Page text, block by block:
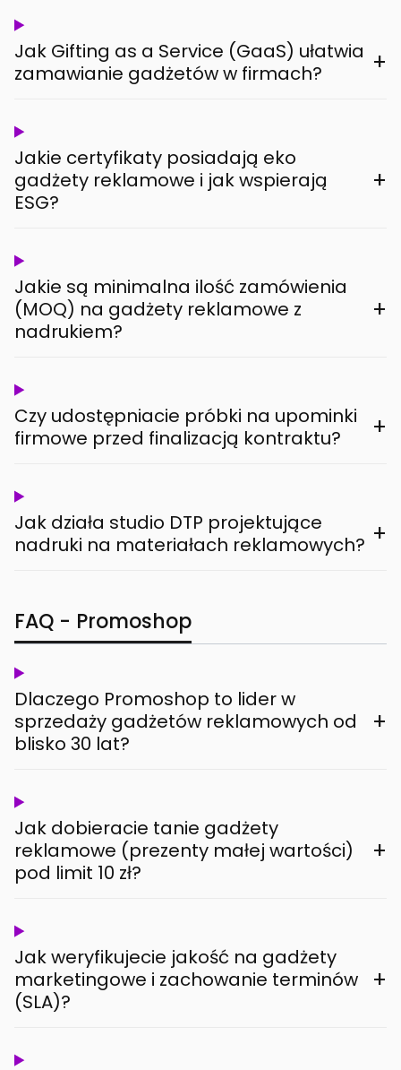
Jak Gifting as a Service (GaaS) ułatwia
zamawianie gadżetów w firmach?
+
Jakie certyfikaty posiadają eko
gadżety reklamowe i jak wspierają
ESG?
+
Jakie są minimalna ilość zamówienia
(MOQ) na gadżety reklamowe z
nadrukiem?
+
Czy udostępniacie próbki na upominki
firmowe przed finalizacją kontraktu?
+
Jak działa studio DTP projektujące
nadruki na materiałach reklamowych? +
FAQ - Promoshop
Dlaczego Promoshop to lider w
sprzedaży gadżetów reklamowych od
blisko 30 lat?
+
Jak dobieracie tanie gadżety
reklamowe (prezenty małej wartości)
pod limit 10 zł?
+
Jak weryfikujecie jakość na gadżety
marketingowe i zachowanie terminów
(SLA)?
+